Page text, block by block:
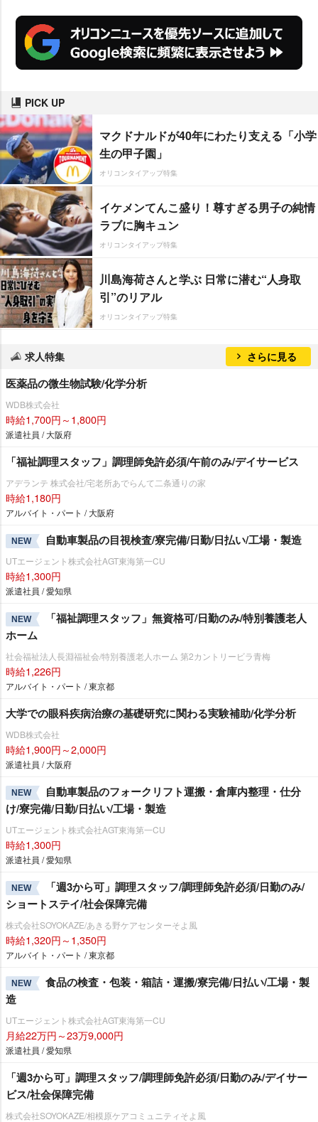
PICK UP
マクドナルドが40年にわたり支える「小学
生の甲子園」
オリコンタイアップ特集
イケメンてんこ盛り！尊すぎる男子の純情
ラブに胸キュン
オリコンタイアップ特集
川島海荷さんと学ぶ 日常に潜む“人身取
引”のリアル
オリコンタイアップ特集
求人特集 さらに見る
医薬品の微生物試験/化学分析
WDB株式会社
時給1,700円～1,800円
派遣社員 / 大阪府
「福祉調理スタッフ」調理師免許必須/午前のみ/デイサービス
アデランテ 株式会社/宅老所あでらんて二条通りの家
時給1,180円
アルバイト・パート / 大阪府
NEW 自動車製品の目視検査/寮完備/日勤/日払い/工場・製造
UTエージェント株式会社AGT東海第一CU
時給1,300円
派遣社員 / 愛知県
NEW
「福祉調理スタッフ」無資格可/日勤のみ/特別養護老人
ホーム
社会福祉法人長淵福祉会/特別養護老人ホーム 第2カントリービラ青梅
時給1,226円
アルバイト・パート / 東京都
大学での眼科疾病治療の基礎研究に関わる実験補助/化学分析
WDB株式会社
時給1,900円～2,000円
派遣社員 / 大阪府
NEW
自動車製品のフォークリフト運搬・倉庫内整理・仕分
け/寮完備/日勤/日払い/工場・製造
UTエージェント株式会社AGT東海第一CU
時給1,300円
派遣社員 / 愛知県
NEW
「週3から可」調理スタッフ/調理師免許必須/日勤のみ/
ショートステイ/社会保障完備
株式会社SOYOKAZE/あきる野ケアセンターそよ風
時給1,320円～1,350円
アルバイト・パート / 東京都
NEW
食品の検査・包装・箱詰・運搬/寮完備/日払い/工場・製
造
UTエージェント株式会社AGT東海第一CU
月給22万円～23万9,000円
派遣社員 / 愛知県
「週3から可」調理スタッフ/調理師免許必須/日勤のみ/デイサー
ビス/社会保障完備
株式会社SOYOKAZE/相模原ケアコミュニティそよ風